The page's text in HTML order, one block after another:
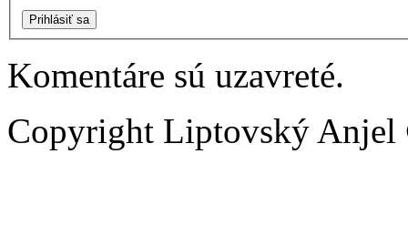
Prihlásiť sa
Komentáre sú uzavreté.
Copyright Liptovský Anjel